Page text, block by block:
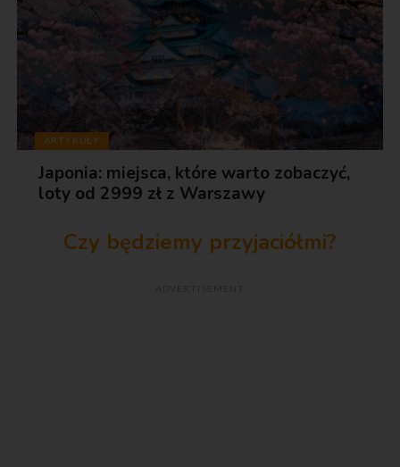
ARTYKUŁY
Japonia: miejsca, które warto zobaczyć,
loty od 2999 zł z Warszawy
Czy będziemy przyjaciółmi?